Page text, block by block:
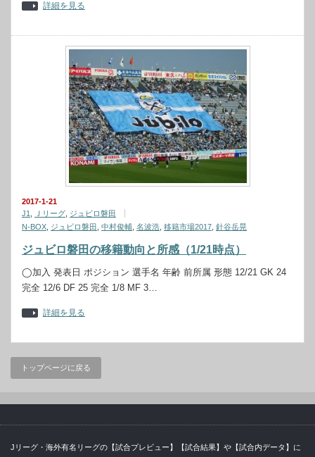
詳細を見る
2017-1-21
J1
Ｊリーグ ジュビロ磐田
N-BOX ジュビロ磐田 中村俊輔 名波浩 移籍市場2017 針谷岳晃
ジュビロ磐田の移籍動向と所感（1/21時点）
◯加入 発表日 ポジション 選手名 年齢 前所属 形態 12/21 GK 24
完全 12/6 DF 25 完全 1/8 MF 3…
詳細を見る
トップページに戻る
Jリーグ・海外有名リーグの【試合プレビュー】【試合結果】や【試合内データ】に